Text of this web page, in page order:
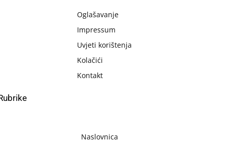
Oglašavanje
Impressum
Uvjeti korištenja
Kolačići
Kontakt
Naslovnica